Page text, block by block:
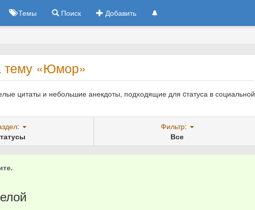
Темы Поиск Добавить
тему «Юмор»
цитаты и небольшие анекдоты, подходящие для cтатуса в социальной
Фильтр:
Все